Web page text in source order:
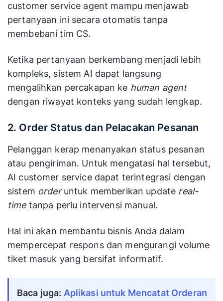
customer service agent mampu menjawab
pertanyaan ini secara otomatis tanpa
membebani tim CS.
Ketika pertanyaan berkembang menjadi lebih
kompleks, sistem AI dapat langsung
mengalihkan percakapan ke human agent
dengan riwayat konteks yang sudah lengkap.
2. Order Status dan Pelacakan Pesanan
Pelanggan kerap menanyakan status pesanan
atau pengiriman. Untuk mengatasi hal tersebut,
AI customer service dapat terintegrasi dengan
sistem orderuntuk memberikan update real-
time tanpa perlu intervensi manual.
Hal ini akan membantu bisnis Anda dalam
mempercepat respons dan mengurangi volume
tiket masuk yang bersifat informatif.
Baca juga: Aplikasi untuk Mencatat Orderan